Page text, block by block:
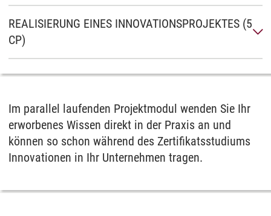
REALISIERUNG EINES INNOVATIONSPROJEKTES (5
CP)
Im parallel laufenden Projektmodul wenden Sie Ihr
erworbenes Wissen direkt in der Praxis an und
können so schon während des Zertifikatsstudiums
Innovationen in Ihr Unternehmen tragen.